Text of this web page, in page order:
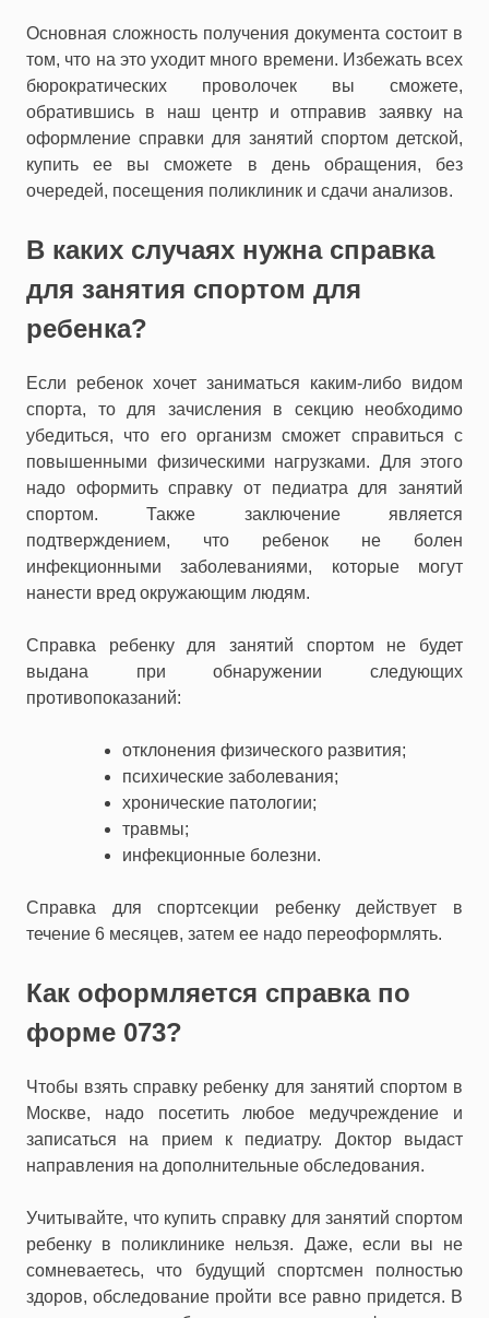
Основная сложность получения документа состоит в
том, что на это уходит много времени. Избежать всех
бюрократических проволочек вы сможете,
обратившись в наш центр и отправив заявку на
оформление справки для занятий спортом детской,
купить ее вы сможете в день обращения, без
очередей, посещения поликлиник и сдачи анализов.
В каких случаях нужна справка
для занятия спортом для
ребенка?
Если ребенок хочет заниматься каким-либо видом
спорта, то для зачисления в секцию необходимо
убедиться, что его организм сможет справиться с
повышенными физическими нагрузками. Для этого
надо оформить справку от педиатра для занятий
спортом. Также заключение является
подтверждением, что ребенок не болен
инфекционными заболеваниями, которые могут
нанести вред окружающим людям.
Справка ребенку для занятий спортом не будет
выдана при обнаружении следующих
противопоказаний:
отклонения физического развития;
психические заболевания;
хронические патологии;
травмы;
инфекционные болезни.
Справка для спортсекции ребенку действует в
течение 6 месяцев, затем ее надо переоформлять.
Как оформляется справка по
форме 073?
Чтобы взять справку ребенку для занятий спортом в
Москве, надо посетить любое медучреждение и
записаться на прием к педиатру. Доктор выдаст
направления на дополнительные обследования.
Учитывайте, что купить справку для занятий спортом
ребенку в поликлинике нельзя. Даже, если вы не
сомневаетесь, что будущий спортсмен полностью
здоров, обследование пройти все равно придется. В